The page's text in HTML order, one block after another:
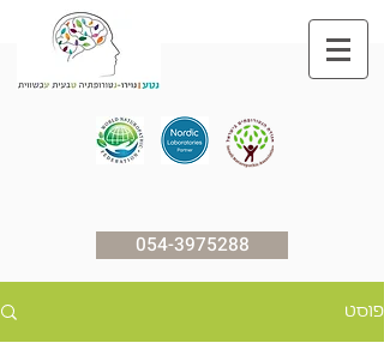
054-3975288
פוסט